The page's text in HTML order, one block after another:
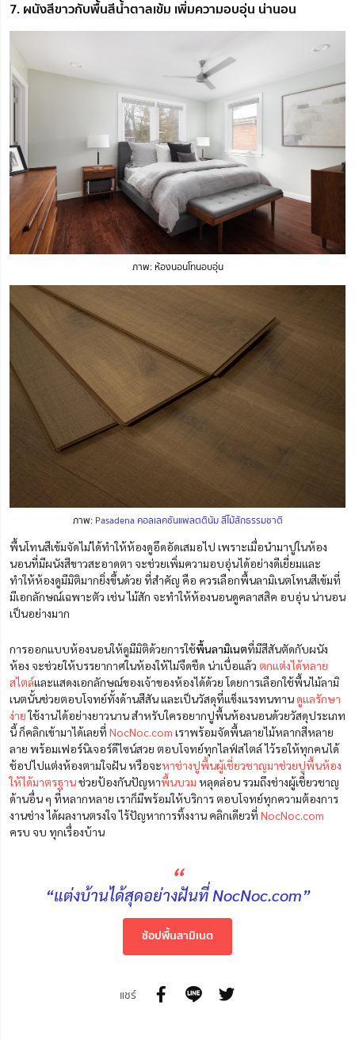
7. ผนังสีขาวกับพื้นสีน้ำตาลเข้ม เพิ่มความอบอุ่น น่านอน
ภาพ: ห้องนอนโทนอบอุ่น
ภาพ: Pasadena คอลเลคชันแพลตตินัม สีไม้สักธรรมชาติ
พื้นโทนสีเข้มจัดไม่ได้ทำให้ห้องดูอึดอัดเสมอไป เพราะเมื่อนำมาปูในห้อง
นอนที่มีผนังสีขาวสะอาดตา จะช่วยเพิ่มความอบอุ่นได้อย่างดีเยี่ยมและ
ทำให้ห้องดูมีมิติมากยิ่งขึ้นด้วย ที่สำคัญ คือ ควรเลือกพื้นลามิเนตโทนสีเข้มที่
มีเอกลักษณ์เฉพาะตัว เช่น ไม้สัก จะทำให้ห้องนอนดูคลาสสิค อบอุ่น น่านอน
เป็นอย่างมาก
การออกแบบห้องนอนให้ดูมีมิติด้วยการใช้พื้นลามิเนตที่มีสีสันตัดกับผนัง
ห้อง จะช่วยให้บรรยากาศในห้องให้ไม่จืดชืด น่าเบื่อแล้ว ตกแต่งได้หลาย
สไตล์และแสดงเอกลักษณ์ของเจ้าของห้องได้ด้วย โดยการเลือกใช้พื้นไม้ลามิ
เนตนั้นช่วยตอบโจทย์ทั้งด้านสีสัน และเป็นวัสดุที่แข็งแรงทนทานดูแลรักษา
ง่ายใช้งานได้อย่างยาวนาน สำหรับใครอยากปูพื้นห้องนอนด้วยวัสดุประเภท
นี้ ก็คลิกเข้ามาได้เลยที่ NocNoc.com เราพร้อมจัดพื้นลายไม้หลากสีหลาย
ลาย พร้อมเฟอร์นิเจอร์ดีไซน์สวย ตอบโจทย์ทุกไลฟ์สไตล์ไว้รอให้ทุกคนได้
ช้อปไปแต่งห้องตามใจฝัน หรือจะหาช่างปูพื้นผู้เชี่ยวชาญมาช่วยปูพื้นห้อง
ให้ได้มาตรฐานช่วยป้องกันปัญหาพื้นบวม หลุดล่อน รวมถึงช่างผู้เชี่ยวชาญ
ด้านอื่น ๆ ที่หลากหลาย เราก็มีพร้อมให้บริการ ตอบโจทย์ทุกความต้องการ
งานช่าง ได้ผลงานตรงใจ ไร้ปัญหาการทิ้งงาน คลิกเดียวที่ NocNoc.com
ครบ จบ ทุกเรื่องบ้าน
“
“แต่งบ้านได้สุดอย่างฝันที่ NocNoc.com”
ช้อปพื้นลามิเนต
แชร์